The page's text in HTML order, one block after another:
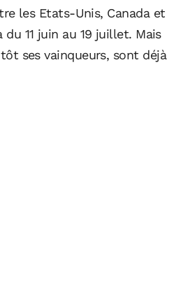
les Etats-Unis, Canada et
du 11 juin au 19 juillet. Mais
ses vainqueurs, sont déjà